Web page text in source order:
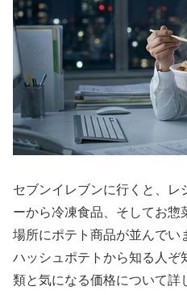
セブンイレブンに行くと、レ
ーから冷凍食品、そしてお惣
場所にポテト商品が並んでい
ハッシュポテトから知る人ぞ
類と気になる価格について詳